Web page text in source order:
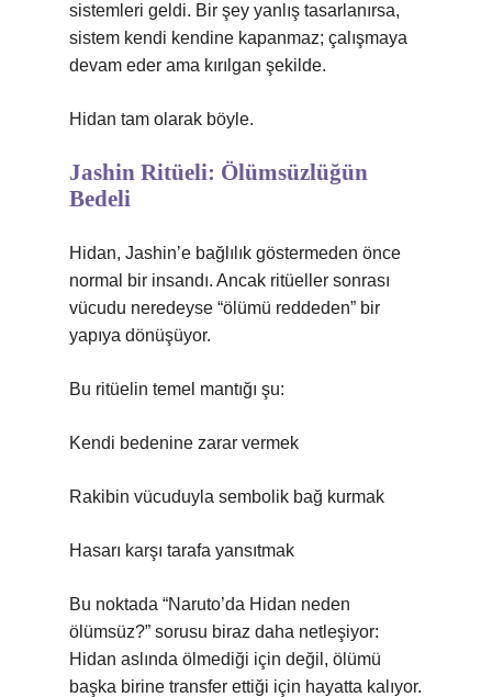
sistemleri geldi. Bir şey yanlış tasarlanırsa,
sistem kendi kendine kapanmaz; çalışmaya
devam eder ama kırılgan şekilde.
Hidan tam olarak böyle.
Jashin Ritüeli: Ölümsüzlüğün
Bedeli
Hidan, Jashin’e bağlılık göstermeden önce
normal bir insandı. Ancak ritüeller sonrası
vücudu neredeyse “ölümü reddeden” bir
yapıya dönüşüyor.
Bu ritüelin temel mantığı şu:
Kendi bedenine zarar vermek
Rakibin vücuduyla sembolik bağ kurmak
Hasarı karşı tarafa yansıtmak
Bu noktada “Naruto’da Hidan neden
ölümsüz?” sorusu biraz daha netleşiyor:
Hidan aslında ölmediği için değil, ölümü
başka birine transfer ettiği için hayatta kalıyor.